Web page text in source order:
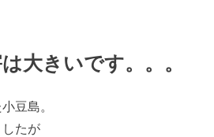
大きいです。。。
豆島。
たが